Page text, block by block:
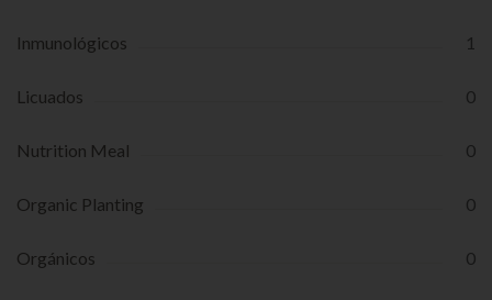
Inmunológicos 1
Licuados 0
Nutrition Meal 0
Organic Planting 0
Orgánicos 0